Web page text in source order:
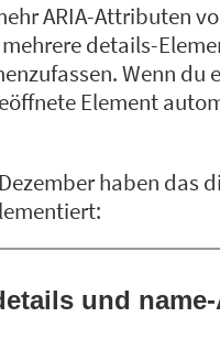
ARIA-Attributen
details-
Wenn du
Element
haben das